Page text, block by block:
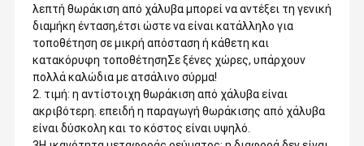
λεπτή θωράκιση από χάλυβα μπορεί να αντέξει τη γενική
διαμήκη ένταση,έτσι ώστε να είναι κατάλληλο για
τοποθέτηση σε μικρή απόσταση ή κάθετη και
κατακόρυφη τοποθέτησηΣε ξένες χώρες, υπάρχουν
πολλά καλώδια με ατσάλινο σύρμα!
2. τιμή: η αντίστοιχη θωράκιση από χάλυβα είναι
ακριβότερη. επειδή η παραγωγή θωράκισης από χάλυβα
είναι δύσκολη και το κόστος είναι υψηλό.